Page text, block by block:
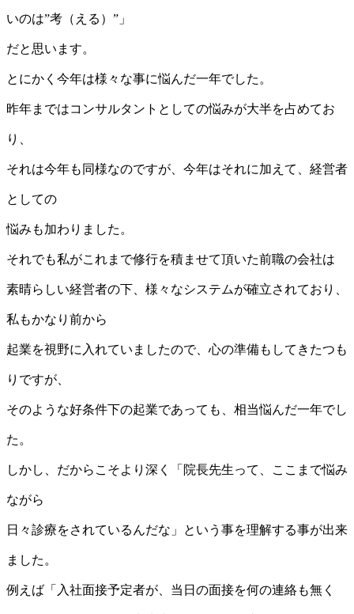
いのは”考（える）”」
だと思います。
とにかく今年は様々な事に悩んだ一年でした。
昨年まではコンサルタントとしての悩みが大半を占めてお
り、
それは今年も同様なのですが、今年はそれに加えて、経営者
としての
悩みも加わりました。
それでも私がこれまで修行を積ませて頂いた前職の会社は
素晴らしい経営者の下、様々なシステムが確立されており、
私もかなり前から
起業を視野に入れていましたので、心の準備もしてきたつも
りですが、
そのような好条件下の起業であっても、相当悩んだ一年でし
た。
しかし、だからこそより深く「院長先生って、ここまで悩み
ながら
日々診療をされているんだな」という事を理解する事が出来
ました。
例えば「入社面接予定者が、当日の面接を何の連絡も無く